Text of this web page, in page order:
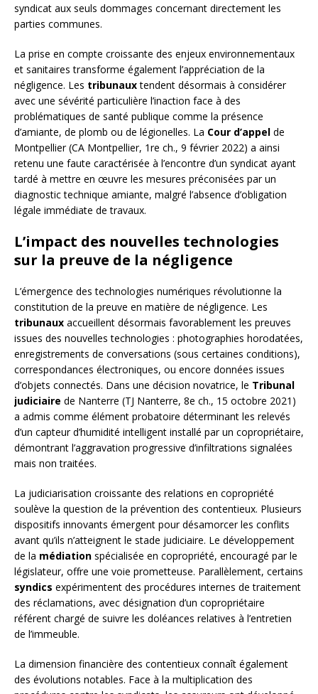
syndicat aux seuls dommages concernant directement les
parties communes.
La prise en compte croissante des enjeux environnementaux
et sanitaires transforme également l’appréciation de la
négligence. Les tribunauxtendent désormais à considérer
avec une sévérité particulière l’inaction face à des
problématiques de santé publique comme la présence
d’amiante, de plomb ou de légionelles. La Cour d’appel de
Montpellier (CA Montpellier, 1re ch., 9 février 2022) a ainsi
retenu une faute caractérisée à l’encontre d’un syndicat ayant
tardé à mettre en œuvre les mesures préconisées par un
diagnostic technique amiante, malgré l’absence d’obligation
légale immédiate de travaux.
L’impact des nouvelles technologies
sur la preuve de la négligence
L’émergence des technologies numériques révolutionne la
constitution de la preuve en matière de négligence. Les
tribunaux accueillent désormais favorablement les preuves
issues des nouvelles technologies : photographies horodatées,
enregistrements de conversations (sous certaines conditions),
correspondances électroniques, ou encore données issues
d’objets connectés. Dans une décision novatrice, le Tribunal
judiciaire de Nanterre (TJ Nanterre, 8e ch., 15 octobre 2021)
a admis comme élément probatoire déterminant les relevés
d’un capteur d’humidité intelligent installé par un copropriétaire,
démontrant l’aggravation progressive d’infiltrations signalées
mais non traitées.
La judiciarisation croissante des relations en copropriété
soulève la question de la prévention des contentieux. Plusieurs
dispositifs innovants émergent pour désamorcer les conflits
avant qu’ils n’atteignent le stade judiciaire. Le développement
de la médiation spécialisée en copropriété, encouragé par le
législateur, offre une voie prometteuse. Parallèlement, certains
syndics expérimentent des procédures internes de traitement
des réclamations, avec désignation d’un copropriétaire
référent chargé de suivre les doléances relatives à l’entretien
de l’immeuble.
La dimension financière des contentieux connaît également
des évolutions notables. Face à la multiplication des